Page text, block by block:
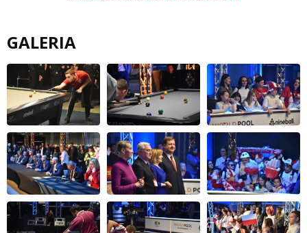
GALERIA